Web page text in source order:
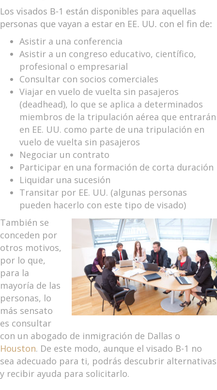
Los visados B-1 están disponibles para aquellas
personas que vayan a estar en EE. UU. con el fin de:
Asistir a una conferencia
Asistir a un congreso educativo, científico,
profesional o empresarial
Consultar con socios comerciales
Viajar en vuelo de vuelta sin pasajeros
(deadhead), lo que se aplica a determinados
miembros de la tripulación aérea que entrarán
en EE. UU. como parte de una tripulación en
vuelo de vuelta sin pasajeros
Negociar un contrato
Participar en una formación de corta duración
Liquidar una sucesión
Transitar por EE. UU. (algunas personas
pueden hacerlo con este tipo de visado)
También se
conceden por
otros motivos,
por lo que,
para la
mayoría de las
personas, lo
más sensato
es consultar
con un abogado de inmigración de Dallas o
Houston. De este modo, aunque el visado B-1 no
sea adecuado para ti, podrás descubrir alternativas
y recibir ayuda para solicitarlo.